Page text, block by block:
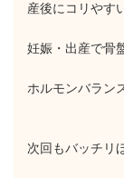
産後にコリやす
妊娠・出産で骨
ホルモンバラン
次回もバッチリ